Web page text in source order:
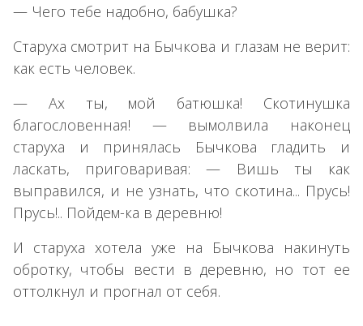
— Чего тебе надобно, бабушка?
Старуха смотрит на Бычкова и глазам не верит:
как есть человек.
— Ах ты, мой батюшка! Скотинушка
благословенная! — вымолвила наконец
старуха и принялась Бычкова гладить и
ласкать, приговаривая: — Вишь ты как
выправился, и не узнать, что скотина... Прусь!
Прусь!.. Пойдем-ка в деревню!
И старуха хотела уже на Бычкова накинуть
обротку, чтобы вести в деревню, но тот ее
оттолкнул и прогнал от себя.